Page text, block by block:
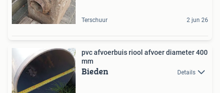
Terschuur 2 jun 26
pvc afvoerbuis riool afvoer diameter 400
mm
Bieden Details